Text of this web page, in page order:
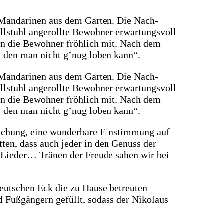
aus dem Gar­ten. Die Nach­
ange­roll­te Bewoh­ner erwar­tungs­voll
die Bewoh­ner fröh­lich mit. Nach dem
man nicht g’nug loben kann“.
aus dem Gar­ten. Die Nach­
ange­roll­te Bewoh­ner erwar­tungs­voll
die Bewoh­ner fröh­lich mit. Nach dem
man nicht g’nug loben kann“.
eine wun­der­ba­re Ein­stim­mung auf
dass auch jeder in den Genuss der
Trä­nen der Freu­de sahen wir bei
Eck die zu Hau­se betreu­ten
gefüllt, sodass der Niko­laus